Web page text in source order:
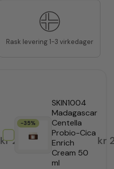
Rask levering 1-3 virkedager
kr259,35
-35%
SKIN1004
Madagascar
Centella
Probio-Cica
Enrich
Cream 50
ml
kr